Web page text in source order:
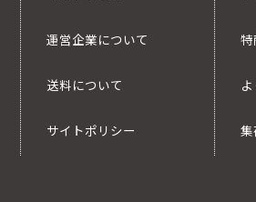
運営企業について
送料について
サイトポリシー